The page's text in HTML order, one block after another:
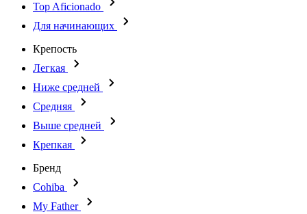
Top Aficionado
Для начинающих
Крепость
Легкая
Ниже средней
Средняя
Выше средней
Крепкая
Бренд
Cohiba
My Father